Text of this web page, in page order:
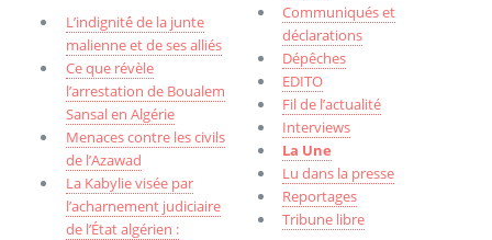
L’indignité́ de la junte
malienne et de ses alliés
Ce que révèle
l’arrestation de Boualem
Sansal en Algérie
Menaces contre les civils
de l’Azawad
La Kabylie visée par
l’acharnement judiciaire
de l’État algérien :
Communiqués et
déclarations
Dépêches
EDITO
Fil de l’actualité
Interviews
La Une
Lu dans la presse
Reportages
Tribune libre